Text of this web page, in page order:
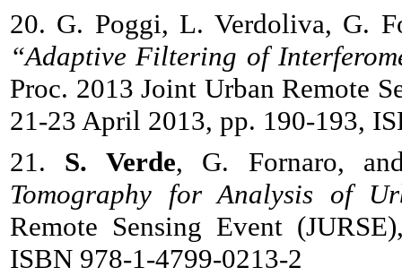
20. G. Poggi, L. Verdoliva, G.
“Adaptive Filtering of
Proc. 2013 Joint Urban Remote
21-23 April 2013, pp. 190-193,
21. S. Verde, G. Fornaro,
Tomography for Analysis of
Remote Sensing Event
ISBN 978-1-4799-0213-2